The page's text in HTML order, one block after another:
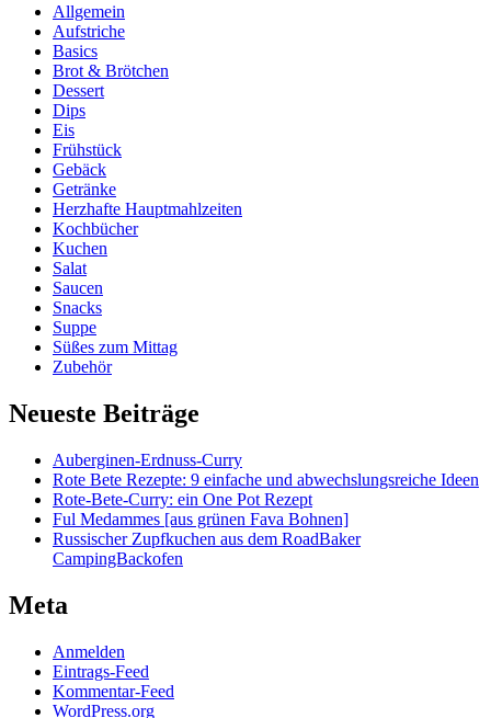
Allgemein
Aufstriche
Basics
Brot & Brötchen
Dessert
Dips
Eis
Frühstück
Gebäck
Getränke
Herzhafte Hauptmahlzeiten
Kochbücher
Kuchen
Salat
Saucen
Snacks
Suppe
Süßes zum Mittag
Zubehör
Neueste Beiträge
Auberginen-Erdnuss-Curry
Rote Bete Rezepte: 9 einfache und abwechslungsreiche Ideen
Rote-Bete-Curry: ein One Pot Rezept
Ful Medammes [aus grünen Fava Bohnen]
Russischer Zupfkuchen aus dem RoadBaker
CampingBackofen
Meta
Anmelden
Eintrags-Feed
Kommentar-Feed
WordPress.org